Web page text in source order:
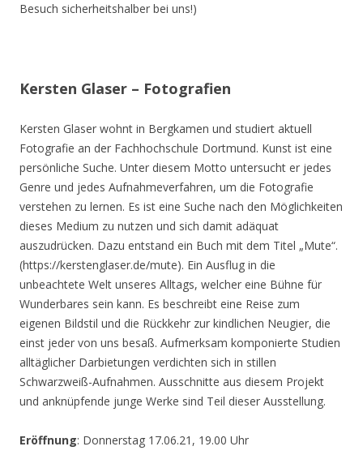
Besuch sicherheitshalber bei uns!)
Kersten Glaser – Fotografien
Kersten Glaser wohnt in Bergkamen und studiert aktuell
Fotografie an der Fachhochschule Dortmund. Kunst ist eine
persönliche Suche. Unter diesem Motto untersucht er jedes
Genre und jedes Aufnahmeverfahren, um die Fotografie
verstehen zu lernen. Es ist eine Suche nach den Möglichkeiten
dieses Medium zu nutzen und sich damit adäquat
auszudrücken. Dazu entstand ein Buch mit dem Titel „Mute“.
(https://kerstenglaser.de/mute). Ein Ausflug in die
unbeachtete Welt unseres Alltags, welcher eine Bühne für
Wunderbares sein kann. Es beschreibt eine Reise zum
eigenen Bildstil und die Rückkehr zur kindlichen Neugier, die
einst jeder von uns besaß. Aufmerksam komponierte Studien
alltäglicher Darbietungen verdichten sich in stillen
Schwarzweiß-Aufnahmen. Ausschnitte aus diesem Projekt
und anknüpfende junge Werke sind Teil dieser Ausstellung.
Eröffnung: Donnerstag 17.06.21, 19.00 Uhr